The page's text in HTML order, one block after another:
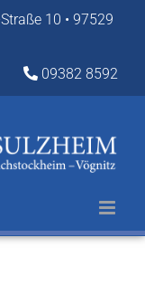
10 • 97529
09382 8592